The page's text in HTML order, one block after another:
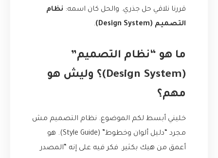
قررنا نلاقي حل جذري. والحل كان اسمه: نظام
التصميم (Design System)
.
ما هو “نظام التصميم”
(Design System)؟ وليش هو
مهم؟
خليني أبسط لكم الموضوع. نظام التصميم مش
مجرد “دليل ألوان وخطوط” (Style Guide). هو
أعمق من هيك بكثير. فكر فيه على إنه “المصدر